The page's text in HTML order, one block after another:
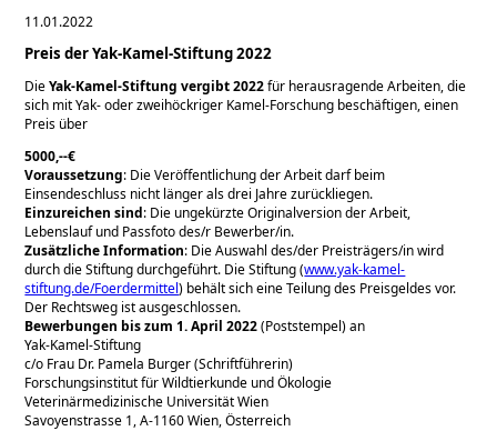
11.01.2022
Preis der Yak-Kamel-Stiftung 2022
DieYak-Kamel-Stiftung vergibt 2022für herausragende Arbeiten, die
sich mit Yak- oder zweihöckriger Kamel-Forschung beschäftigen, einen
Preis über
5000,--€
Voraussetzung: Die Veröffentlichung der Arbeit darf beim
Einsendeschluss nicht länger als drei Jahre zurückliegen.
Einzureichen sind: Die ungekürzte Originalversion der Arbeit,
Lebenslauf und Passfoto des/r Bewerber/in.
Zusätzliche Information: Die Auswahl des/der Preisträgers/in wird
durch die Stiftung durchgeführt. Die Stiftung (www.yak-kamel-
stiftung.de/Foerdermittel) behält sich eine Teilung des Preisgeldes vor.
Der Rechtsweg ist ausgeschlossen.
Bewerbungen bis zum 1. April 2022(Poststempel) an
Yak-Kamel-Stiftung
c/o Frau Dr. Pamela Burger (Schriftführerin)
Forschungsinstitut für Wildtierkunde und Ökologie
Veterinärmedizinische Universität Wien
Savoyenstrasse 1, A-1160 Wien, Österreich